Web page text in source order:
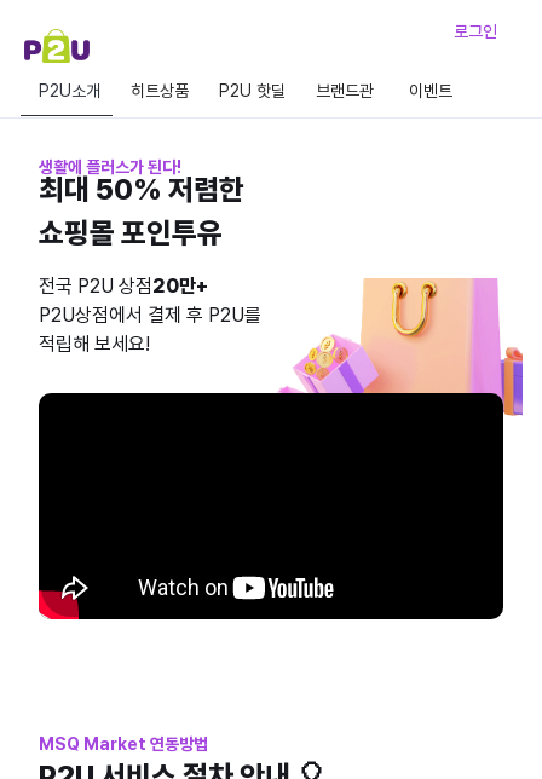
로그인
P2U소개 히트상품 P2U 핫딜 브랜드관 이벤트